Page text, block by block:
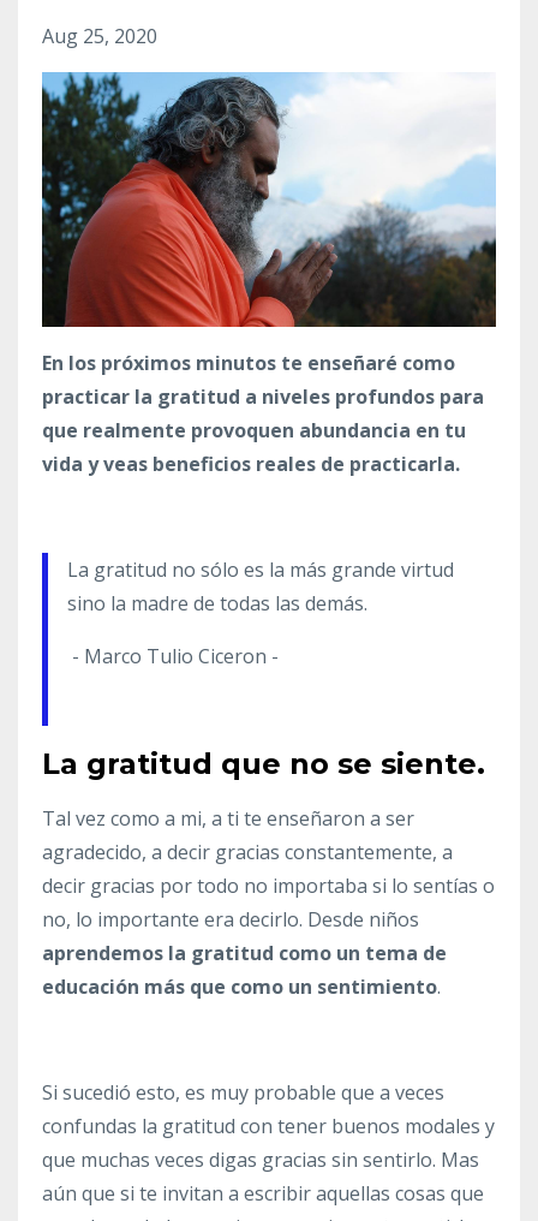
Aug 25, 2020
En los próximos minutos te enseñaré como
practicar la gratitud a niveles profundos para
que realmente provoquen abundancia en tu
vida y veas beneficios reales de practicarla.
La gratitud no sólo es la más grande virtud
sino la madre de todas las demás.
- Marco Tulio Ciceron -
La gratitud que no se siente.
Tal vez como a mi, a ti te enseñaron a ser
agradecido, a decir gracias constantemente, a
decir gracias por todo no importaba si lo sentías o
no, lo importante era decirlo. Desde niños
aprendemos la gratitud como un tema de
educación más que como un sentimiento.
Si sucedió esto, es muy probable que a veces
confundas la gratitud con tener buenos modales y
que muchas veces digas gracias sin sentirlo. Mas
aún que si te invitan a escribir aquellas cosas que